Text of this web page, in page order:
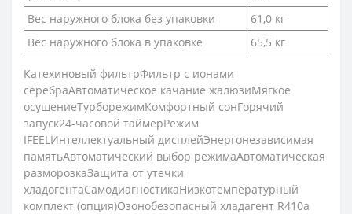
Вес наружного блока без упаковки
61,0 кг
Вес наружного блока в упаковке
65,5 кг
Катехиновый фильтрФильтр с ионами
серебраАвтоматическое качание жалюзиМягкое
осушениеТурборежимКомфортный сонГорячий
запуск24-часовой таймерРежим
IFEELИнтеллектуальный дисплейЭнергонезависимая
памятьАвтоматический выбор режимаАвтоматическая
разморозкаЗащита от утечки
хладогентаСамодиагностикаНизкотемпературный
комплект (опция)Озонобезопасный хладагент R410a